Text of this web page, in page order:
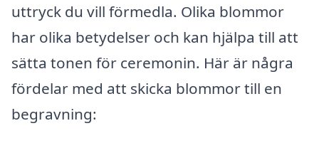
uttryck du vill förmedla. Olika blommor
har olika betydelser och kan hjälpa till att
sätta tonen för ceremonin. Här är några
fördelar med att skicka blommor till en
begravning: